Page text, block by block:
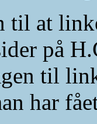
til at
på
til
har